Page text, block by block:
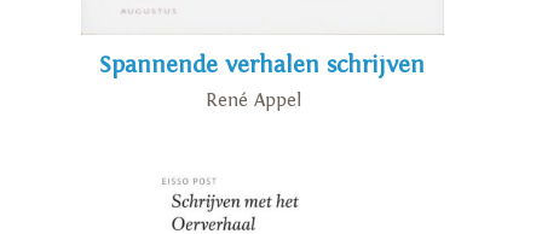
Spannende verhalen schrijven
René Appel